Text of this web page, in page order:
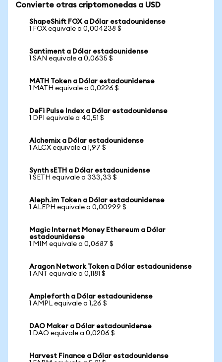
Convierte otras criptomonedas a USD
ShapeShift FOX a Dólar estadounidense
1 FOX equivale a 0,004238 $
Santiment a Dólar estadounidense
1 SAN equivale a 0,0635 $
MATH Token a Dólar estadounidense
1 MATH equivale a 0,0226 $
DeFi Pulse Index a Dólar estadounidense
1 DPI equivale a 40,51 $
Alchemix a Dólar estadounidense
1 ALCX equivale a 1,97 $
Synth sETH a Dólar estadounidense
1 SETH equivale a 333,33 $
Aleph.im Token a Dólar estadounidense
1 ALEPH equivale a 0,00999 $
Magic Internet Money Ethereum a Dólar
estadounidense
1 MIM equivale a 0,0687 $
Aragon Network Token a Dólar estadounidense
1 ANT equivale a 0,1181 $
Ampleforth a Dólar estadounidense
1 AMPL equivale a 1,26 $
DAO Maker a Dólar estadounidense
1 DAO equivale a 0,0206 $
Harvest Finance a Dólar estadounidense